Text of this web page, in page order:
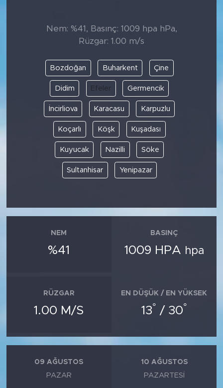
Nem: %41, Basınç: 1009 hpa hPa,
Rüzgar: 1.00 m/s
Bozdoğan Buharkent Çine
Didim Efeler Germencik
İncirliova Karacasu Karpuzlu
Koçarlı Köşk Kuşadası
Kuyucak Nazilli Söke
Sultanhisar Yenipazar
NEM
%41
BASINÇ
1009 HPA hpa
RÜZGAR
1.00 M/S
EN DÜŞÜK / EN YÜKSEK
13° / 30°
09 AĞUSTOS
PAZAR
10 AĞUSTOS
PAZARTESI
DİNİ
POLİTİKA
EKONOMİ
SPOR
KÜLTÜR SANAT
YAŞAM
KADIN
SİYASET
MEDYA KÖŞESİ
FOTO GALERİ
VİDEOLAR